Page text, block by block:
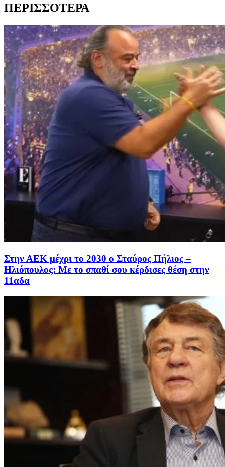
ΠΕΡΙΣΣΟΤΕΡΑ
Στην AEK μέχρι το 2030 ο Σταύρος Πήλιος –
Ηλιόπουλος: Με το σπαθί σου κέρδισες θέση στην
11αδα